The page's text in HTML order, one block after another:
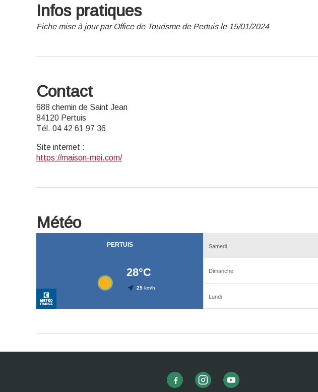
Infos pratiques
Fiche mise à jour par Office de Tourisme de Pertuis le 15/01/2024
Contact
688 chemin de Saint Jean
84120 Pertuis
Tél. 04 42 61 97 36
Site internet :
https://maison-mei.com/
Météo